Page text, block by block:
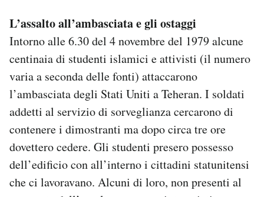
L’assalto all’ambasciata e gli ostaggi
Intorno alle 6.30 del 4 novembre del 1979 alcune
centinaia di studenti islamici e attivisti (il numero
varia a seconda delle fonti) attaccarono
l’ambasciata degli Stati Uniti a Teheran. I soldati
addetti al servizio di sorveglianza cercarono di
contenere i dimostranti ma dopo circa tre ore
dovettero cedere. Gli studenti presero possesso
dell’edificio con all’interno i cittadini statunitensi
che ci lavoravano. Alcuni di loro, non presenti al